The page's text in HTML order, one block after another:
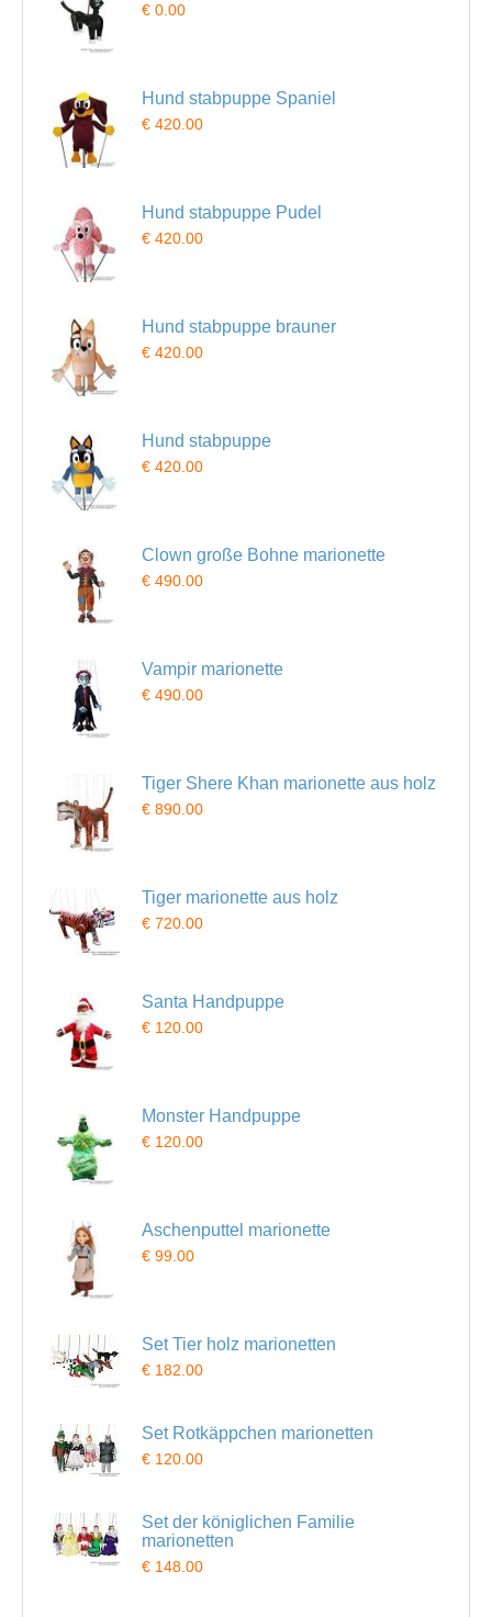
€ 0.00
Hund stabpuppe Spaniel
€ 420.00
Hund stabpuppe Pudel
€ 420.00
Hund stabpuppe brauner
€ 420.00
Hund stabpuppe
€ 420.00
Clown große Bohne marionette
€ 490.00
Vampir marionette
€ 490.00
Tiger Shere Khan marionette aus holz
€ 890.00
Tiger marionette aus holz
€ 720.00
Santa Handpuppe
€ 120.00
Monster Handpuppe
€ 120.00
Aschenputtel marionette
€ 99.00
Set Tier holz marionetten
€ 182.00
Set Rotkäppchen marionetten
€ 120.00
Set der königlichen Familie
marionetten
€ 148.00